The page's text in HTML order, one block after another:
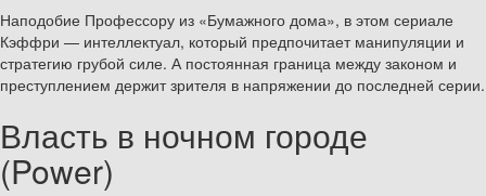
Наподобие Профессору из «Бумажного дома», в этом сериале
Кэффри — интеллектуал, который предпочитает манипуляции и
стратегию грубой силе. А постоянная граница между законом и
преступлением держит зрителя в напряжении до последней серии.
Власть в ночном городе
(Power)